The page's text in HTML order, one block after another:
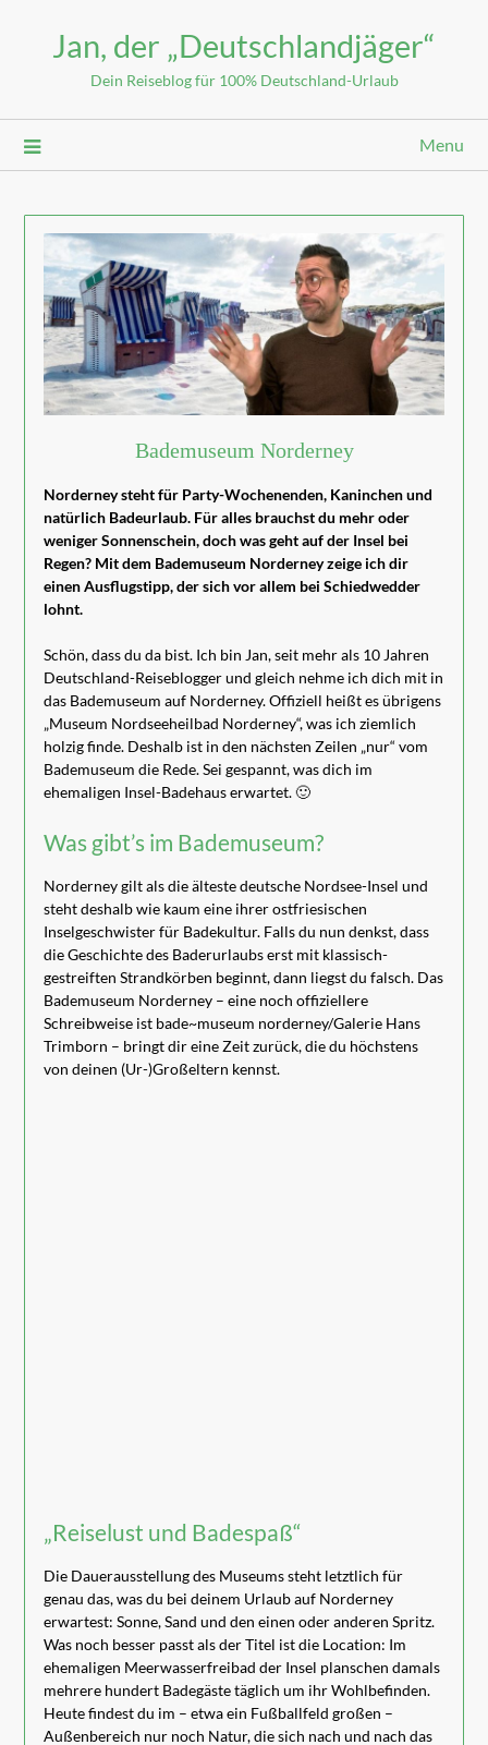
Jan, der „Deutschlandjäger“
Dein Reiseblog für 100% Deutschland-Urlaub
Menu
Bademuseum Norderney
Norderney steht für Party-Wochenenden, Kaninchen und
natürlich Badeurlaub. Für alles brauchst du mehr oder
weniger Sonnenschein, doch was geht auf der Insel bei
Regen? Mit dem Bademuseum Norderney zeige ich dir
einen Ausflugstipp, der sich vor allem bei Schiedwedder
lohnt.
Schön, dass du da bist. Ich bin Jan, seit mehr als 10 Jahren
Deutschland-Reiseblogger und gleich nehme ich dich mit in
das Bademuseum auf Norderney. Offiziell heißt es übrigens
„Museum Nordseeheilbad Norderney“, was ich ziemlich
holzig finde. Deshalb ist in den nächsten Zeilen „nur“ vom
Bademuseum die Rede. Sei gespannt, was dich im
ehemaligen Insel-Badehaus erwartet. 🙂
Was gibt’s im Bademuseum?
Norderney gilt als die älteste deutsche Nordsee-Insel und
steht deshalb wie kaum eine ihrer ostfriesischen
Inselgeschwister für Badekultur. Falls du nun denkst, dass
die Geschichte des Baderurlaubs erst mit klassisch-
gestreiften Strandkörben beginnt, dann liegst du falsch. Das
Bademuseum Norderney – eine noch offiziellere
Schreibweise ist bade~museum norderney/Galerie Hans
Trimborn – bringt dir eine Zeit zurück, die du höchstens
von deinen (Ur-)Großeltern kennst.
„Reiselust und Badespaß“
Die Dauerausstellung des Museums steht letztlich für
genau das, was du bei deinem Urlaub auf Norderney
erwartest: Sonne, Sand und den einen oder anderen Spritz.
Was noch besser passt als der Titel ist die Location: Im
ehemaligen Meerwasserfreibad der Insel planschen damals
mehrere hundert Badegäste täglich um ihr Wohlbefinden.
Heute findest du im – etwa ein Fußballfeld großen –
Außenbereich nur noch Natur, die sich nach und nach das